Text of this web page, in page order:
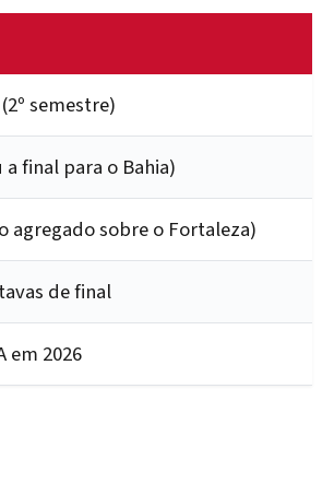
semestre)
final para o Bahia)
agregado sobre o Fortaleza)
de final
em 2026